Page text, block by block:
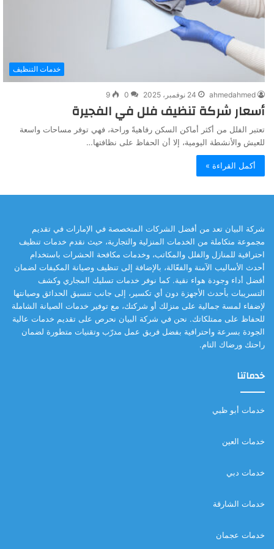
خدمات التنظيف
ahmedahmed 24 نوفمبر، 2025 0
9
أسعار شركة تنظيف فلل في الفجيرة
تعتبر الفلل من أكثر أماكن السكن رفاهيةً وراحة، فهي توفر مساحات واسعة
للعيش والأنشطة اليومية، إلا أن الحفاظ على نظافتها…
أكمل القراءة »
شركة البيان تعد من أفضل الشركات المتخصصة في الإمارات في تقديم
مجموعة متكاملة من الخدمات المنزلية والتجارية، حيث نقدم خدمات تنظيف
احترافية للمنازل والفلل والمكاتب، وخدمات مكافحة الحشرات باستخدام
أحدث الأساليب الآمنة والفعّالة، بالإضافة إلى تنظيف وصيانة المكيفات لضمان
أفضل أداء وجودة هواء نقية. كما نوفر خدمات تسليك المجاري وكشف
التسريبات بأحدث الأجهزة دون أي تكسير، إلى جانب تنسيق الحدائق وصيانتها
لإضفاء لمسة جمالية على منزلك أو شركتك، مع توفير خدمات الصيانة الشاملة
للحفاظ على ممتلكاتك. نحن في شركة البيان نحرص على تقديم خدمات عالية
الجودة بسرعة واحترافية بفضل فريق عمل مدرّب وتقنيات متطورة لضمان
راحتك ورضاك التام.
خدماتنا
خدمات أبو ظبي
خدمات العين
خدمات دبي
خدمات الشارقة
خدمات عجمان